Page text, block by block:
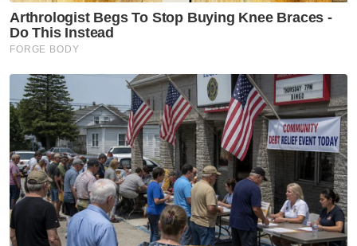
seterusnya mewujudkan situasi ‘menang
menang’ kepada semua pihak yang terlibat.
Berita Telus & Tulus menerusi E-Mel setiap
hari!